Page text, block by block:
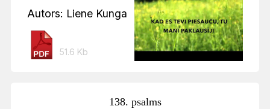
Autors: Liene Kunga
51.6 Kb
138. psalms